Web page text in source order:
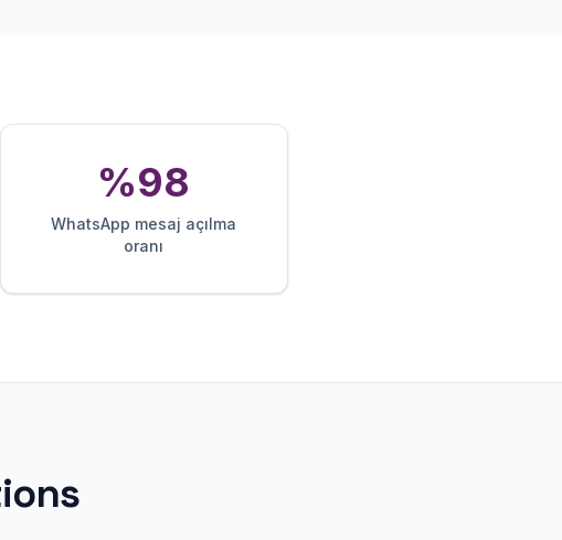
%98
WhatsApp mesaj açılma
oranı